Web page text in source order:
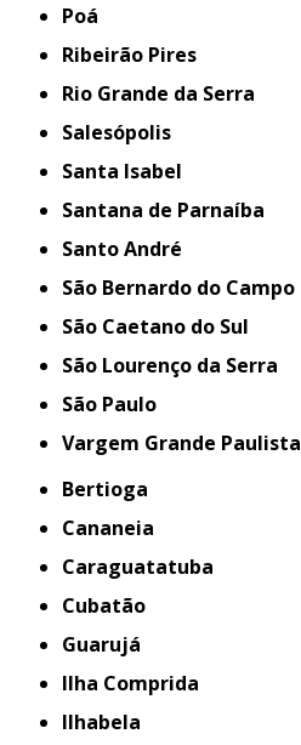
Poá
Ribeirão Pires
Rio Grande da Serra
Salesópolis
Santa Isabel
Santana de Parnaíba
Santo André
São Bernardo do Campo
São Caetano do Sul
São Lourenço da Serra
São Paulo
Vargem Grande Paulista
Bertioga
Cananeia
Caraguatatuba
Cubatão
Guarujá
Ilha Comprida
Ilhabela